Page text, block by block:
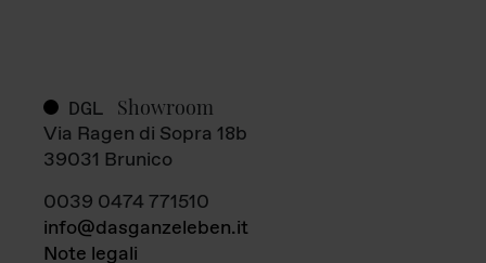
DGL Showroom
Via Ragen di Sopra 18b
39031 Brunico
0039 0474 771510
info@dasganzeleben.it
Note legali